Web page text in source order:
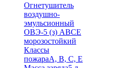
Огнетушитель
воздушно-
эмульсионный
ОВЭ-5 (з) АВCЕ
морозостойкий
Классы
пожараA, B, C, E